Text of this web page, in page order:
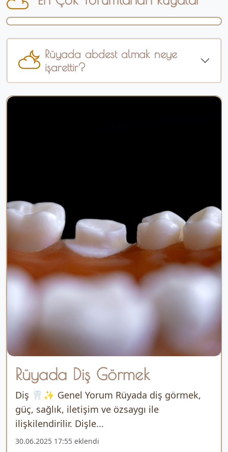
Rüyada abdest almak neye
işarettir?
Rüyada Diş Görmek
Diş 🦷✨ Genel Yorum Rüyada diş görmek,
güç, sağlık, iletişim ve özsaygı ile
ilişkilendirilir. Dişle...
30.06.2025 17:55 eklendi